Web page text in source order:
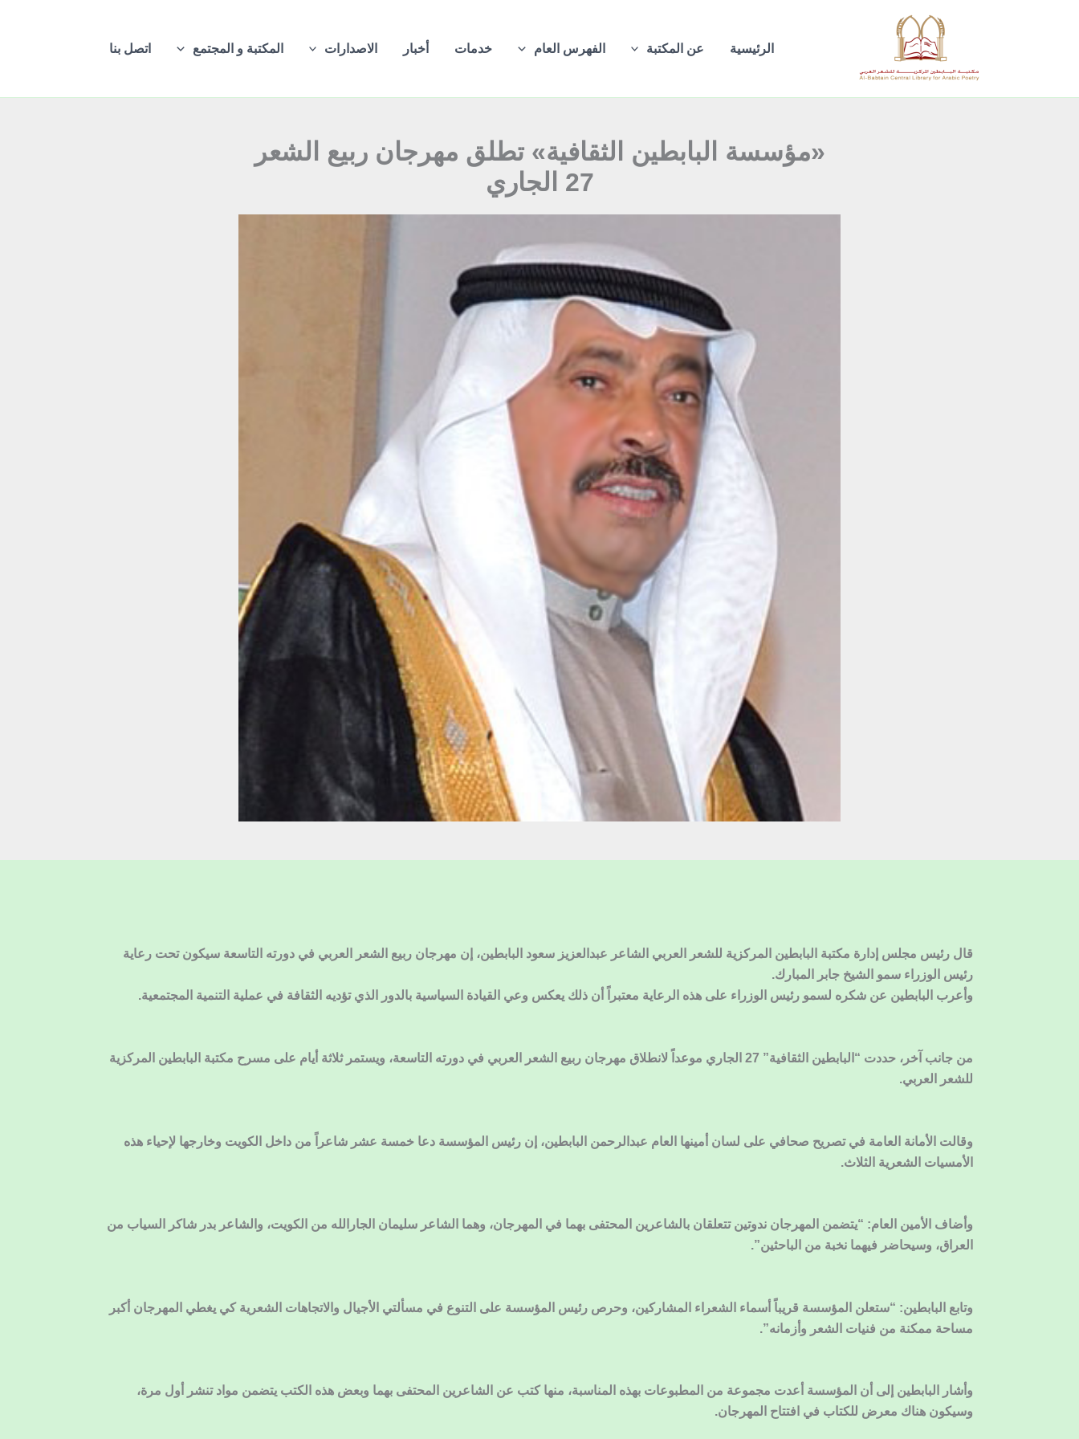
الرئيسية عن المكتبة الفهرس العام خدمات أخبار الاصدارات المكتبة و المجتمع اتصل بنا
«مؤسسة البابطين الثقافية» تطلق مهرجان ربيع الشعر
27 الجاري
قال رئيس مجلس إدارة مكتبة البابطين المركزية للشعر العربي الشاعر عبدالعزيز سعود البابطين، إن مهرجان ربيع الشعر العربي في دورته التاسعة سيكون تحت رعاية
رئيس الوزراء سمو الشيخ جابر المبارك.
وأعرب البابطين عن شكره لسمو رئيس الوزراء على هذه الرعاية معتبراً أن ذلك يعكس وعي القيادة السياسية بالدور الذي تؤديه الثقافة في عملية التنمية المجتمعية.
من جانب آخر، حددت “البابطين الثقافية” 27 الجاري موعداً لانطلاق مهرجان ربيع الشعر العربي في دورته التاسعة، ويستمر ثلاثة أيام على مسرح مكتبة البابطين المركزية
للشعر العربي.
وقالت الأمانة العامة في تصريح صحافي على لسان أمينها العام عبدالرحمن البابطين، إن رئيس المؤسسة دعا خمسة عشر شاعراً من داخل الكويت وخارجها لإحياء هذه
الأمسيات الشعرية الثلاث.
وأضاف الأمين العام: “يتضمن المهرجان ندوتين تتعلقان بالشاعرين المحتفى بهما في المهرجان، وهما الشاعر سليمان الجارالله من الكويت، والشاعر بدر شاكر السياب من
العراق، وسيحاضر فيهما نخبة من الباحثين”.
وتابع البابطين: “ستعلن المؤسسة قريباً أسماء الشعراء المشاركين، وحرص رئيس المؤسسة على التنوع في مسألتي الأجيال والاتجاهات الشعرية كي يغطي المهرجان أكبر
مساحة ممكنة من فنيات الشعر وأزمانه”.
وأشار البابطين إلى أن المؤسسة أعدت مجموعة من المطبوعات بهذه المناسبة، منها كتب عن الشاعرين المحتفى بهما وبعض هذه الكتب يتضمن مواد تنشر أول مرة،
وسيكون هناك معرض للكتاب في افتتاح المهرجان.